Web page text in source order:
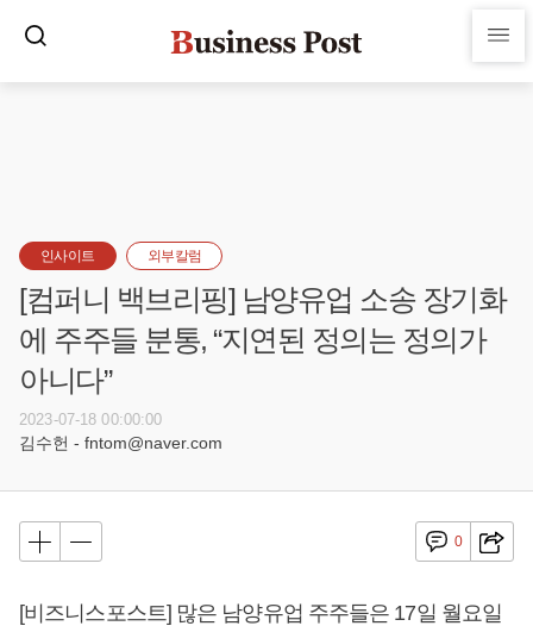
인사이트 외부칼럼
[컴퍼니 백브리핑] 남양유업 소송 장기화
에 주주들 분통, “지연된 정의는 정의가
아니다”
2023-07-18 00:00:00
김수헌 - fntom@naver.com
0
[비즈니스포스트] 많은 남양유업 주주들은 17일 월요일